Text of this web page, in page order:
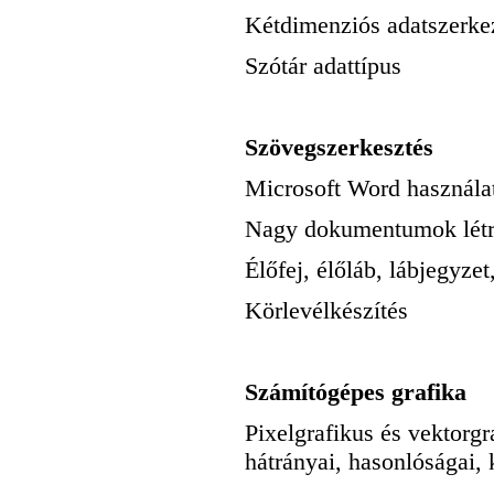
Kétdimenziós
Szótár adattípus
Szövegszerkesztés
Microsoft Word
Nagy dokumentumok
Élőfej, élőláb,
Körlevélkészítés
Számítógépes grafika
Pixelgrafikus és
hátrányai, hasonlóságai,